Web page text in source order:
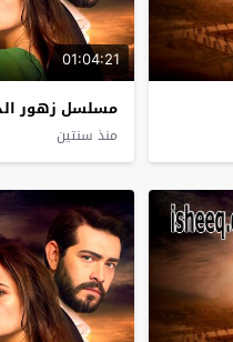
01:04:21
مسلسل زهور الدم
منذ سنتين